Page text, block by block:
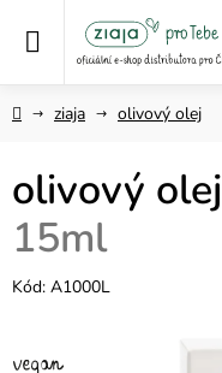
Domůziaja olivový olej
olivový olej
15ml
Kód: A1000L